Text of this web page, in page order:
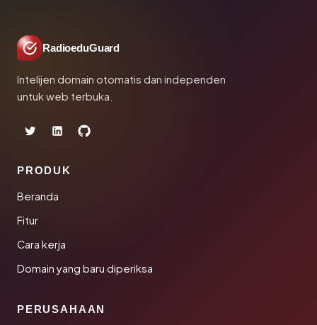
RadioeduGuard
Intelijen domain otomatis dan independen
untuk web terbuka.
PRODUK
Beranda
Fitur
Cara kerja
Domain yang baru diperiksa
PERUSAHAAN